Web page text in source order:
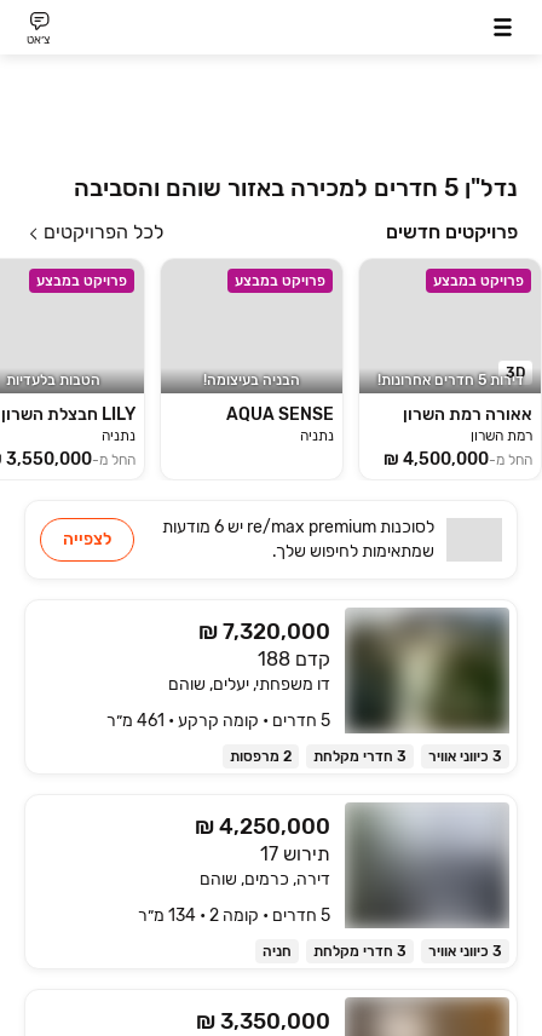
צ׳אט
נדל"ן 5 חדרים למכירה באזור שוהם והסביבה
פרויקטים חדשים לכל הפרויקטים
פרויקט במבצע
3D
דירות 5 חדרים אחרונות!
אאורה רמת השרון
רמת השרון
החל מ-
פרויקט במבצע
הבניה בעיצומה!
AQUA SENSE
נתניה
פרויקט במבצע
הטבות בלעדיות
LILY חבצלת השרון
נתניה
החל מ-
לסוכנותre/max premium יש
6 מודעות
שמתאימותלחיפוש שלך.
לצפייה
₪ 7,320,000
קדם 188
דו משפחתי, יעלים, שוהם
5 חדרים • קומה ‎קרקע‏ • 461 מ״ר
3 כיווני אוויר 3 חדרי מקלחת 2 מרפסות
₪ 4,250,000
תירוש 17
דירה, כרמים, שוהם
5 חדרים • קומה ‎2‏ • 134 מ״ר
3 כיווני אוויר 3 חדרי מקלחת חניה
₪ 3,350,000